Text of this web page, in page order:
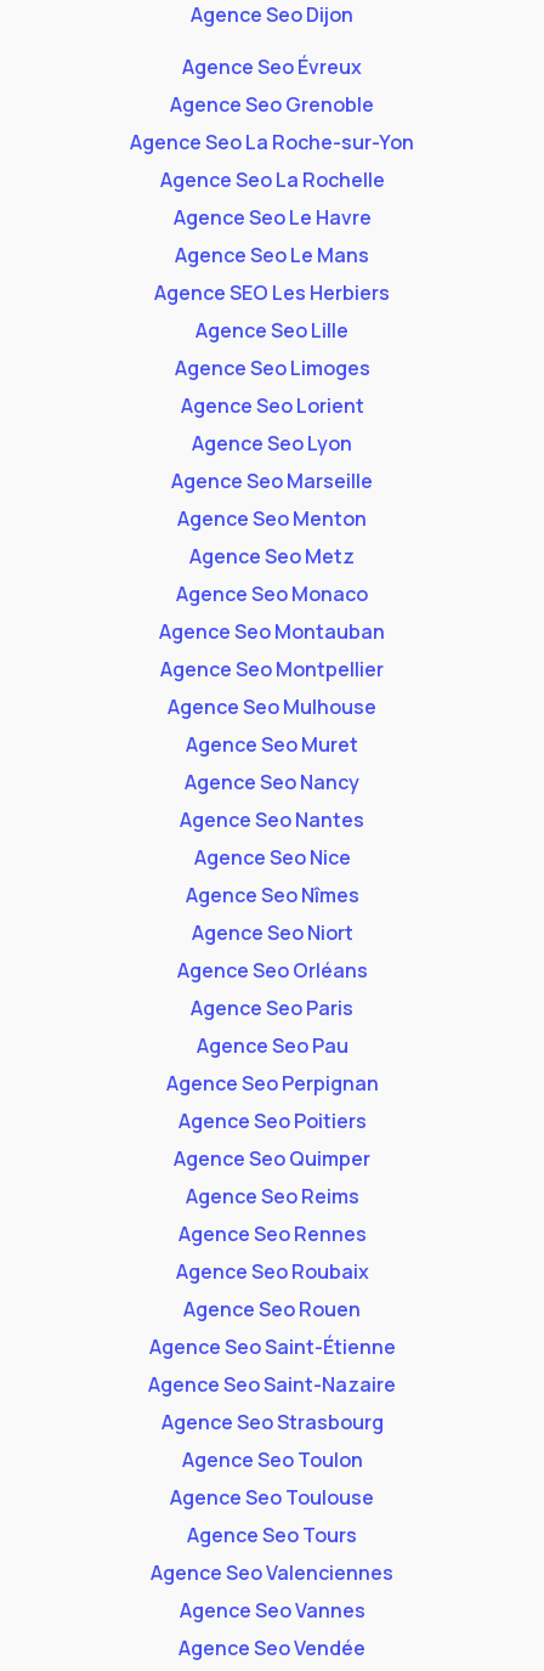
Agence Seo Dijon
Agence Seo Évreux
Agence Seo Grenoble
Agence Seo La Roche-sur-Yon
Agence Seo La Rochelle
Agence Seo Le Havre
Agence Seo Le Mans
Agence SEO Les Herbiers
Agence Seo Lille
Agence Seo Limoges
Agence Seo Lorient
Agence Seo Lyon
Agence Seo Marseille
Agence Seo Menton
Agence Seo Metz
Agence Seo Monaco
Agence Seo Montauban
Agence Seo Montpellier
Agence Seo Mulhouse
Agence Seo Muret
Agence Seo Nancy
Agence Seo Nantes
Agence Seo Nice
Agence Seo Nîmes
Agence Seo Niort
Agence Seo Orléans
Agence Seo Paris
Agence Seo Pau
Agence Seo Perpignan
Agence Seo Poitiers
Agence Seo Quimper
Agence Seo Reims
Agence Seo Rennes
Agence Seo Roubaix
Agence Seo Rouen
Agence Seo Saint-Étienne
Agence Seo Saint-Nazaire
Agence Seo Strasbourg
Agence Seo Toulon
Agence Seo Toulouse
Agence Seo Tours
Agence Seo Valenciennes
Agence Seo Vannes
Agence Seo Vendée